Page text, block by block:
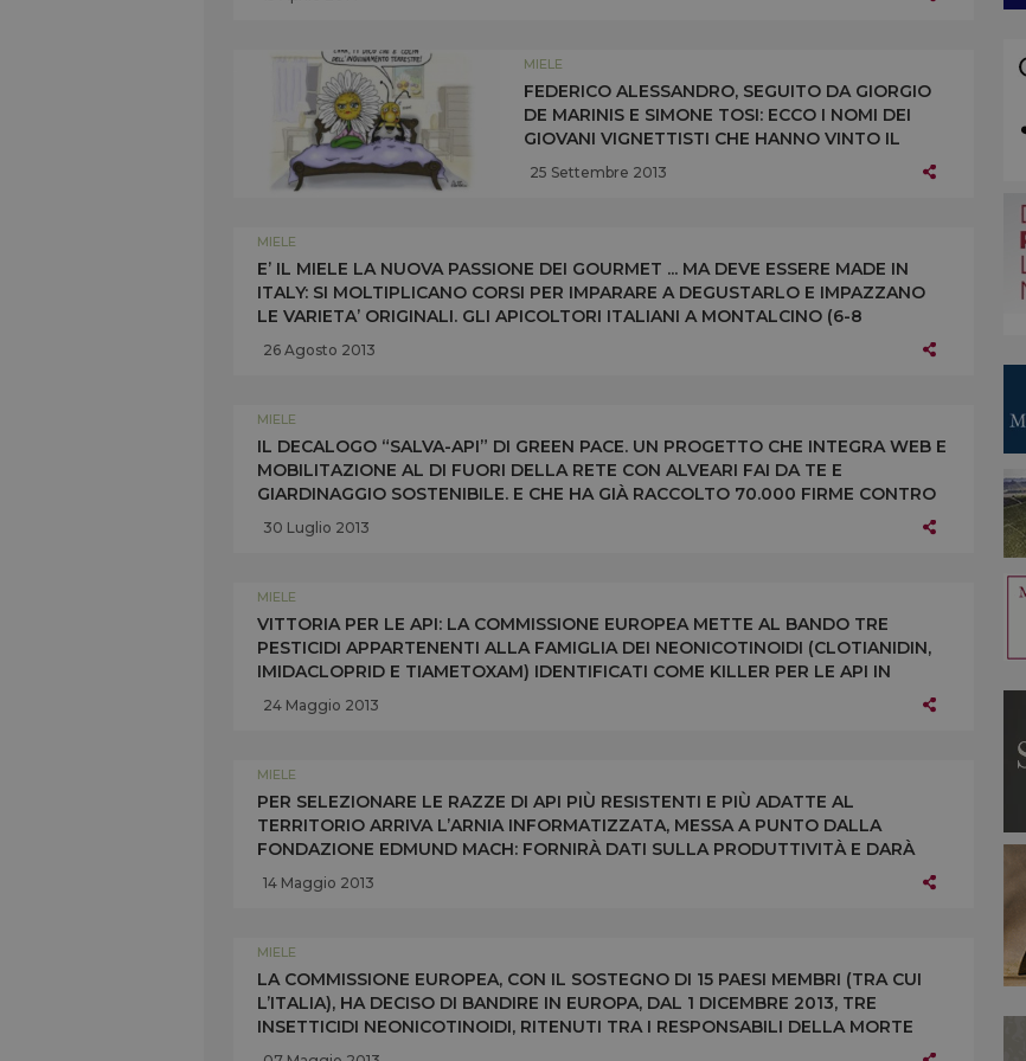
MIELE
FEDERICO ALESSANDRO, SEGUITO DA GIORGIO
DE MARINIS E SIMONE TOSI: ECCO I NOMI DEI
GIOVANI VIGNETTISTI CHE HANNO VINTO IL
CONCORSO “LE API PER UN’AGRICOLTURA
25 Settembre 2013
MIELE
E’ IL MIELE LA NUOVA PASSIONE DEI GOURMET ... MA DEVE ESSERE MADE IN
ITALY: SI MOLTIPLICANO CORSI PER IMPARARE A DEGUSTARLO E IMPAZZANO
LE VARIETA’ ORIGINALI. GLI APICOLTORI ITALIANI A MONTALCINO (6-8
SETTEMBRE) CON DEGUSTAZIONI DI TUTTI I TIPI
26 Agosto 2013
MIELE
IL DECALOGO “SALVA-API” DI GREEN PACE. UN PROGETTO CHE INTEGRA WEB E
MOBILITAZIONE AL DI FUORI DELLA RETE CON ALVEARI FAI DA TE E
GIARDINAGGIO SOSTENIBILE. E CHE HA GIÀ RACCOLTO 70.000 FIRME CONTRO
L’USO DI PESTICIDI DANNOSI
30 Luglio 2013
MIELE
VITTORIA PER LE API: LA COMMISSIONE EUROPEA METTE AL BANDO TRE
PESTICIDI APPARTENENTI ALLA FAMIGLIA DEI NEONICOTINOIDI (CLOTIANIDIN,
IMIDACLOPRID E TIAMETOXAM) IDENTIFICATI COME KILLER PER LE API IN
EUROPA. RESTRIZIONE IN VIGORE DALL’1 DICEMBRE 2013
24 Maggio 2013
MIELE
PER SELEZIONARE LE RAZZE DI API PIÙ RESISTENTI E PIÙ ADATTE AL
TERRITORIO ARRIVA L’ARNIA INFORMATIZZATA, MESSA A PUNTO DALLA
FONDAZIONE EDMUND MACH: FORNIRÀ DATI SULLA PRODUTTIVITÀ E DARÀ
RISPOSTE SUGLI EFFETTI NEGATIVI DEGLI AGROFARMACI
14 Maggio 2013
MIELE
LA COMMISSIONE EUROPEA, CON IL SOSTEGNO DI 15 PAESI MEMBRI (TRA CUI
L’ITALIA), HA DECISO DI BANDIRE IN EUROPA, DAL 1 DICEMBRE 2013, TRE
INSETTICIDI NEONICOTINOIDI, RITENUTI TRA I RESPONSABILI DELLA MORTE
DELLE API